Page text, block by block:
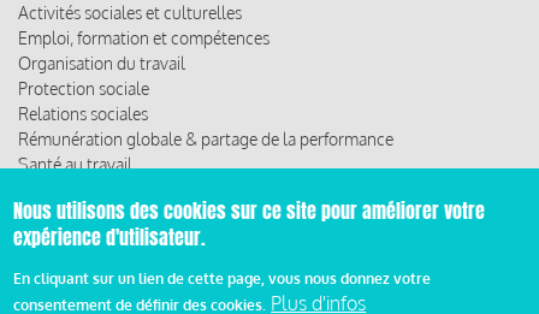
Activités sociales et culturelles
Emploi, formation et compétences
Organisation du travail
Protection sociale
Relations sociales
Rémunération globale & partage de la performance
Santé au travail
ACCÈS RAPIDE
Les abonnements
Les rencontres
Nous utilisons des cookies sur ce site pour améliorer votre
expérience d'utilisateur.
En cliquant sur un lien de cette page, vous nous donnez votre
consentement de définir des cookies. Plus d'infos